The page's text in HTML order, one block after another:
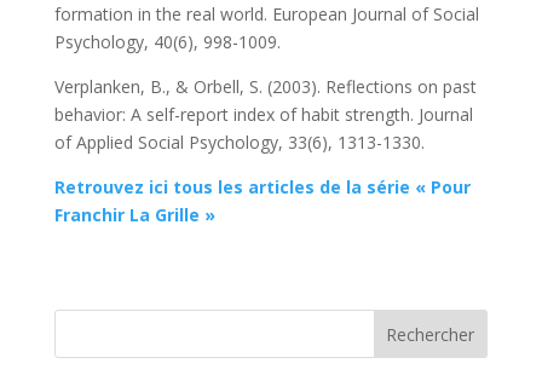
formation in the real world. European Journal of Social
Psychology, 40(6), 998-1009.
Verplanken, B., & Orbell, S. (2003). Reflections on past
behavior: A self-report index of habit strength. Journal
of Applied Social Psychology, 33(6), 1313-1330.
Retrouvez ici tous les articles de la série « Pour
Franchir La Grille »
Rechercher